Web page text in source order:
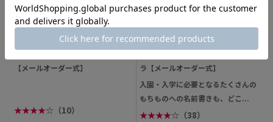
【メールオーダー式】
★★★★☆ （10）
ラ【メールオーダー式】
入園・入学に必要となるたくさんの
もちものへの名前書きも、どこ...
★★★★☆ （38）